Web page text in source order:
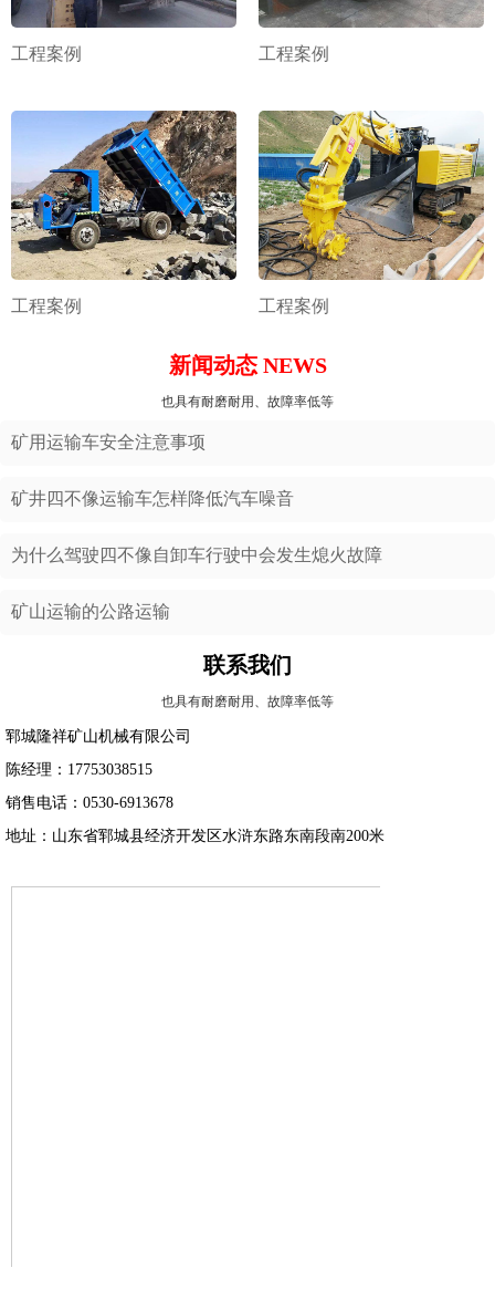
工程案例 工程案例
工程案例 工程案例
新闻动态 NEWS
也具有耐磨耐用、故障率低等
矿用运输车安全注意事项
矿井四不像运输车怎样降低汽车噪音
为什么驾驶四不像自卸车行驶中会发生熄火故障
矿山运输的公路运输
联系我们
也具有耐磨耐用、故障率低等
郓城隆祥矿山机械有限公司
陈经理：17753038515
销售电话：0530-6913678
地址：山东省郓城县经济开发区水浒东路东南段南200米